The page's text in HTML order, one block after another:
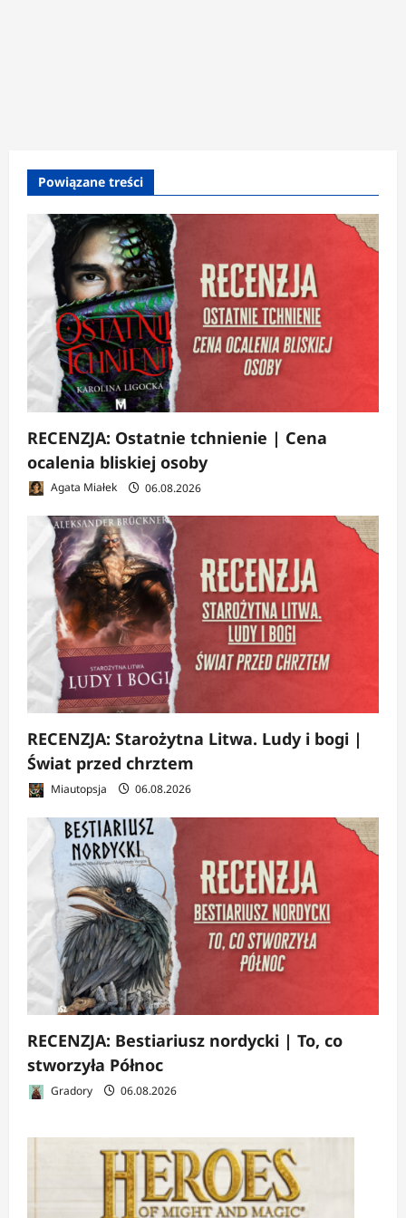
Powiązane treści
RECENZJA: Ostatnie tchnienie | Cena
ocalenia bliskiej osoby
Agata Miałek 06.08.2026
RECENZJA: Starożytna Litwa. Ludy i bogi |
Świat przed chrztem
Miautopsja 06.08.2026
RECENZJA: Bestiariusz nordycki | To, co
stworzyła Północ
Gradory 06.08.2026